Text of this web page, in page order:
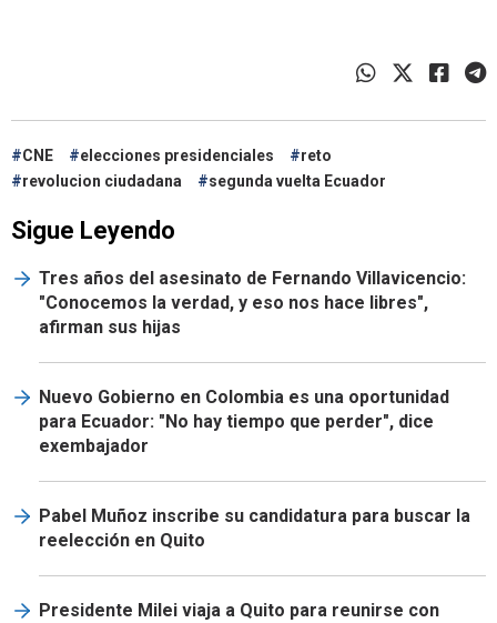
CNE elecciones presidenciales
reto
revolucion ciudadana
segunda vuelta Ecuador
Sigue Leyendo
Tres años del asesinato de Fernando Villavicencio:
"Conocemos la verdad, y eso nos hace libres",
afirman sus hijas
Nuevo Gobierno en Colombia es una oportunidad
para Ecuador: "No hay tiempo que perder", dice
exembajador
Pabel Muñoz inscribe su candidatura para buscar la
reelección en Quito
Presidente Milei viaja a Quito para reunirse con